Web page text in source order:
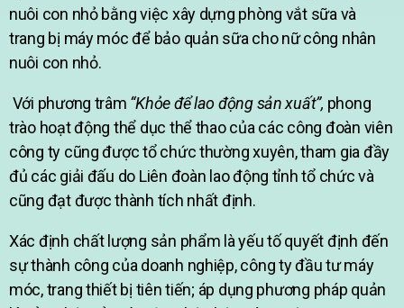
nuôi con nhỏ bằng việc xây dựng phòng vắt sữa và
trang bị máy móc để bảo quản sữa cho nữ công nhân
nuôi con nhỏ.
Với phương trâm “Khỏe để lao động sản xuất”, phong
trào hoạt động thể dục thể thao của các công đoàn viên
công ty cũng được tổ chức thường xuyên, tham gia đầy
đủ các giải đấu do Liên đoàn lao động tỉnh tổ chức và
cũng đạt được thành tích nhất định.
Xác định chất lượng sản phẩm là yếu tố quyết định đến
sự thành công của doanh nghiệp, công ty đầu tư máy
móc, trang thiết bị tiên tiến; áp dụng phương pháp quản